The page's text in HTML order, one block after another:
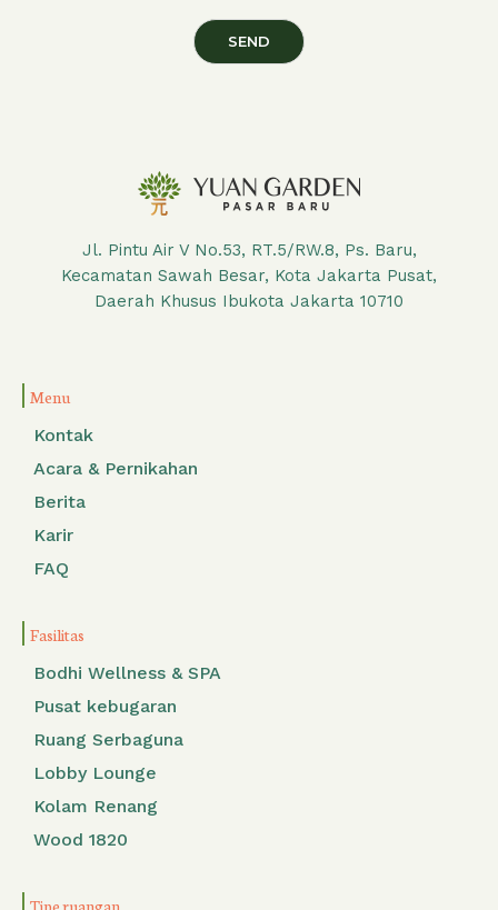
SEND
Jl. Pintu Air V No.53, RT.5/RW.8, Ps. Baru,
Kecamatan Sawah Besar, Kota Jakarta Pusat,
Daerah Khusus Ibukota Jakarta 10710
Menu
Kontak
Acara & Pernikahan
Berita
Karir
FAQ
Fasilitas
Bodhi Wellness & SPA
Pusat kebugaran
Ruang Serbaguna
Lobby Lounge
Kolam Renang
Wood 1820